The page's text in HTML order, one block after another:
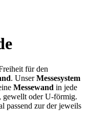
für den
. UnserMessesystem
Messewand in jede
gewellt oder U-förmig.
passend zur der jeweils